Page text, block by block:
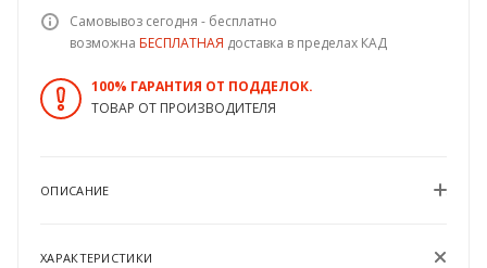
Самовывоз сегодня - бесплатно
возможна БЕСПЛАТНАЯ доставка в пределах КАД
100% ГАРАНТИЯ ОТ ПОДДЕЛОК.
ТОВАР ОТ ПРОИЗВОДИТЕЛЯ
ОПИСАНИЕ
ХАРАКТЕРИСТИКИ